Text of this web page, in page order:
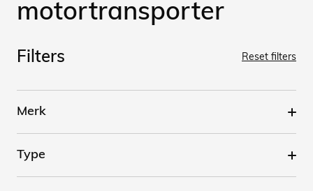
motortransporter
Filters Reset filters
Merk
Type